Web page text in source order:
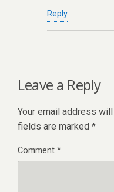
Reply
Leave a Reply
Your email address
fields are marked *
Comment*